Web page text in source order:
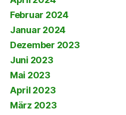
Februar 2024
Januar 2024
Dezember 2023
Juni 2023
Mai 2023
April 2023
März 2023